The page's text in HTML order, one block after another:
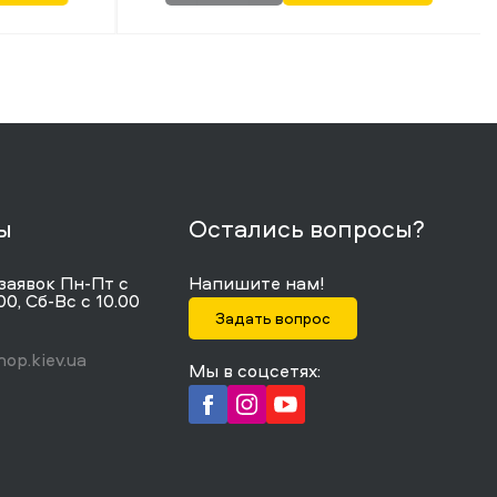
Пн-Пт с
Сб-Вс с 10.00
Остались вопросы?
Напишите нам!
Задать вопрос
Мы в соцсетях: